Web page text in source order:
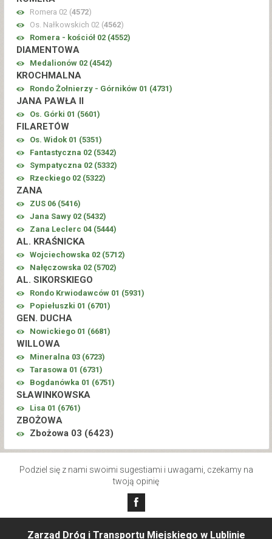
Romera 02 (4572)
Os. Nałkowskich 02 (4562)
Romera - kościół 02 (4552)
DIAMENTOWA
Medalionów 02 (4542)
KROCHMALNA
Rondo Żołnierzy - Górników 01 (4731)
JANA PAWŁA II
Os. Górki 01 (5601)
FILARETÓW
Os. Widok 01 (5351)
Fantastyczna 02 (5342)
Sympatyczna 02 (5332)
Rzeckiego 02 (5322)
ZANA
ZUS 06 (5416)
Jana Sawy 02 (5432)
Zana Leclerc 04 (5444)
AL. KRAŚNICKA
Wojciechowska 02 (5712)
Nałęczowska 02 (5702)
AL. SIKORSKIEGO
Rondo Krwiodawców 01 (5931)
Popiełuszki 01 (6701)
GEN. DUCHA
Nowickiego 01 (6681)
WILLOWA
Mineralna 03 (6723)
Tarasowa 01 (6731)
Bogdanówka 01 (6751)
SŁAWINKOWSKA
Lisa 01 (6761)
ZBOŻOWA
Zbożowa 03 (6423)
Podziel się z nami swoimi sugestiami i uwagami, czekamy na
twoją opinię
Zarząd Dróg i Transportu Miejskiego w Lublinie